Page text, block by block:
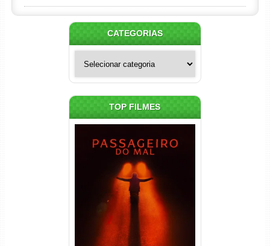
CATEGORIAS
TOP FILMES
Passageiro do Mal Torrent
(2026) WEB-DL 1080p Dual
Áudio